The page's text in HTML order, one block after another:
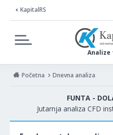
KapitalRS
Analize
Početna Dnevna analiza
FUNTA -
Jutarnja analiza CFD